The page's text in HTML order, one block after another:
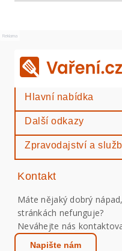
Reklama
Hlavní nabídka
Další odkazy
Zpravodajství a
Kontakt
Máte nějaký dobrý
stránkách nefunguje?
Neváhejte nás
Napište nám